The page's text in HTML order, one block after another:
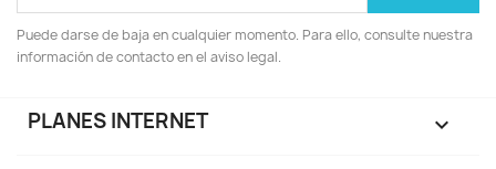
Puede darse de baja en cualquier momento. Para ello, consulte nuestra
información de contacto en el aviso legal.
PLANES INTERNET 